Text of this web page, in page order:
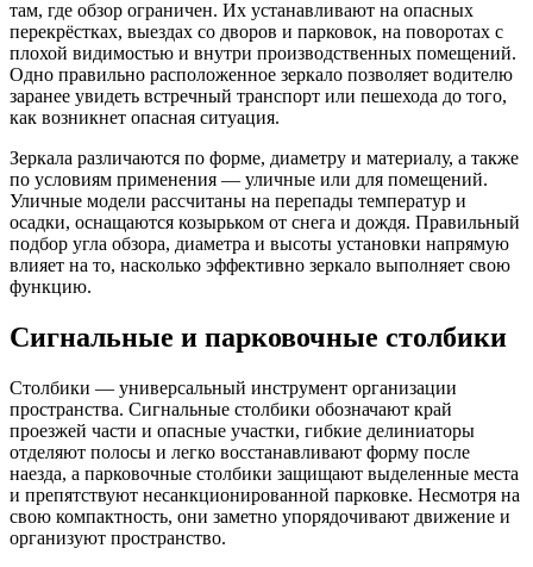
там, где обзор ограничен. Их устанавливают на опасных
перекрёстках, выездах со дворов и парковок, на поворотах с
плохой видимостью и внутри производственных помещений.
Одно правильно расположенное зеркало позволяет водителю
заранее увидеть встречный транспорт или пешехода до того,
как возникнет опасная ситуация.
Зеркала различаются по форме, диаметру и материалу, а также
по условиям применения — уличные или для помещений.
Уличные модели рассчитаны на перепады температур и
осадки, оснащаются козырьком от снега и дождя. Правильный
подбор угла обзора, диаметра и высоты установки напрямую
влияет на то, насколько эффективно зеркало выполняет свою
функцию.
Сигнальные и парковочные столбики
Столбики — универсальный инструмент организации
пространства. Сигнальные столбики обозначают край
проезжей части и опасные участки, гибкие делиниаторы
отделяют полосы и легко восстанавливают форму после
наезда, а парковочные столбики защищают выделенные места
и препятствуют несанкционированной парковке. Несмотря на
свою компактность, они заметно упорядочивают движение и
организуют пространство.